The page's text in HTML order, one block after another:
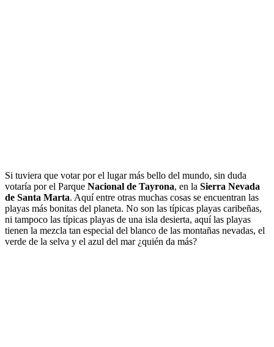
Si tuviera que votar por el lugar más bello del mundo, sin duda
votaría por el Parque Nacional de Tayrona, en la Sierra Nevada
de Santa Marta. Aquí entre otras muchas cosas se encuentran las
playas más bonitas del planeta. No son las típicas playas caribeñas,
ni tampoco las típicas playas de una isla desierta, aquí las playas
tienen la mezcla tan especial del blanco de las montañas nevadas, el
verde de la selva y el azul del mar ¿quién da más?